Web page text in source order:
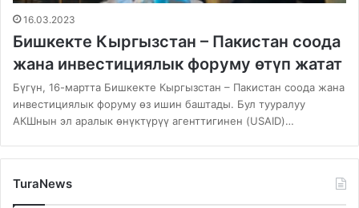
16.03.2023
Бишкекте Кыргызстан – Пакистан соода
жана инвестициялык форуму өтүп жатат
Бүгүн, 16-мартта Бишкекте Кыргызстан – Пакистан соода жана
инвестициялык форуму өз ишин баштады. Бул тууралуу
АКШнын эл аралык өнүктүрүү агенттигинен (USAID)…
TuraNews